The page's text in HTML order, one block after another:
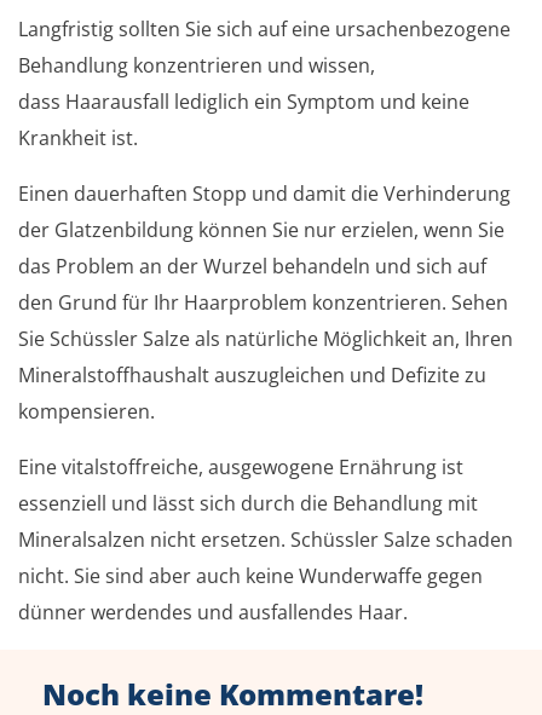
Langfristig sollten Sie sich auf eine ursachenbezogene
Behandlung konzentrieren und wissen,
dass Haarausfall lediglich ein Symptom und keine
Krankheit ist.
Einen dauerhaften Stopp und damit die Verhinderung
der Glatzenbildung können Sie nur erzielen, wenn Sie
das Problem an der Wurzel behandeln und sich auf
den Grund für Ihr Haarproblem konzentrieren. Sehen
Sie Schüssler Salze als natürliche Möglichkeit an, Ihren
Mineralstoffhaushalt auszugleichen und Defizite zu
kompensieren.
Eine vitalstoffreiche, ausgewogene Ernährung ist
essenziell und lässt sich durch die Behandlung mit
Mineralsalzen nicht ersetzen. Schüssler Salze schaden
nicht. Sie sind aber auch keine Wunderwaffe gegen
dünner werdendes und ausfallendes Haar.
Noch keine Kommentare!